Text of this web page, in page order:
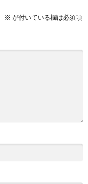
※ が付いている欄は必須項